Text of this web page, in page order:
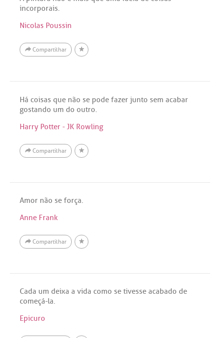
incorporais.
Nicolas Poussin
Compartilhar
Há coisas que não se pode fazer junto sem acabar
gostando um do outro.
Harry Potter - JK Rowling
Compartilhar
Amor não se força.
Anne Frank
Compartilhar
Cada um deixa a vida como se tivesse acabado de
começá-la.
Epicuro